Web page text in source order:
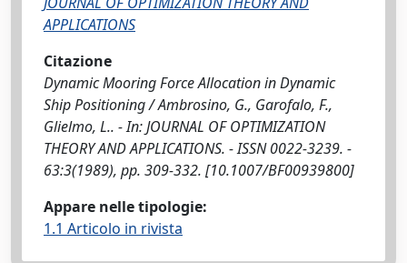
APPLICATIONS
Citazione
Dynamic Mooring Force Allocation in Dynamic
Ship Positioning / Ambrosino, G., Garofalo, F.,
Glielmo, L.. - In: JOURNAL OF OPTIMIZATION
THEORY AND APPLICATIONS. - ISSN 0022-3239. -
63:3(1989), pp. 309-332. [10.1007/BF00939800]
Appare nelle tipologie:
1.1 Articolo in rivista